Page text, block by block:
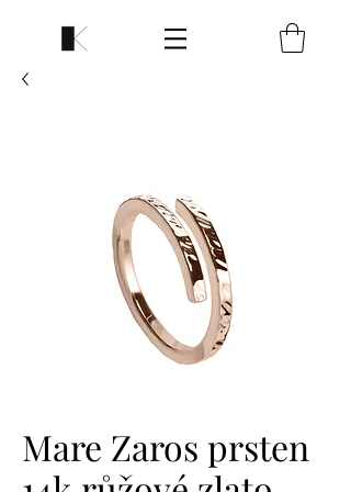
Mare Zaros prsten